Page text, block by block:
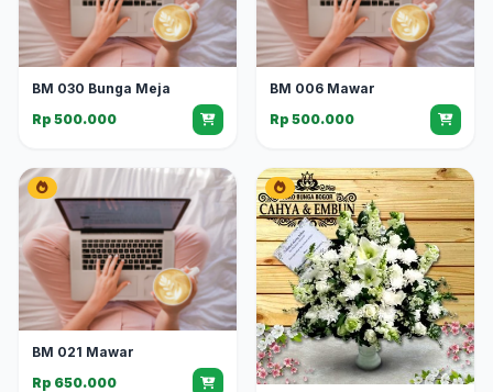
BM 030 Bunga Meja
Rp 500.000
BM 006 Mawar
Rp 500.000
BM 021 Mawar
Rp 650.000